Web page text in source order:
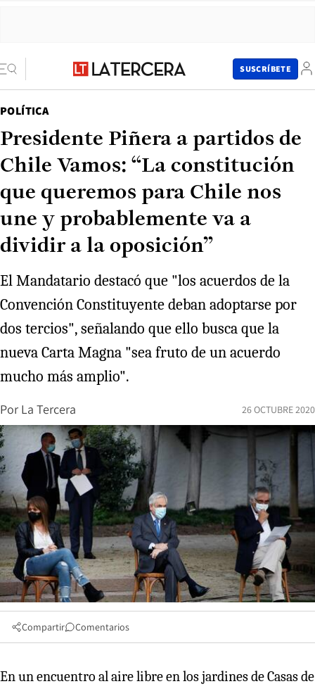
SUSCRÍBETE
POLÍTICA
Presidente Piñera a partidos de
Chile Vamos: “La constitución
que queremos para Chile nos
une y probablemente va a
dividir a la oposición”
El Mandatario destacó que "los acuerdos de la
Convención Constituyente deban adoptarse por
dos tercios", señalando que ello busca que la
nueva Carta Magna "sea fruto de un acuerdo
mucho más amplio".
Por La Tercera 26 OCTUBRE 2020
Compartir Comentarios
En un encuentro al aire libre en los jardines de Casas de